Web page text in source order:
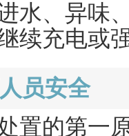
水、异味
续充电或
员安全
置的第一